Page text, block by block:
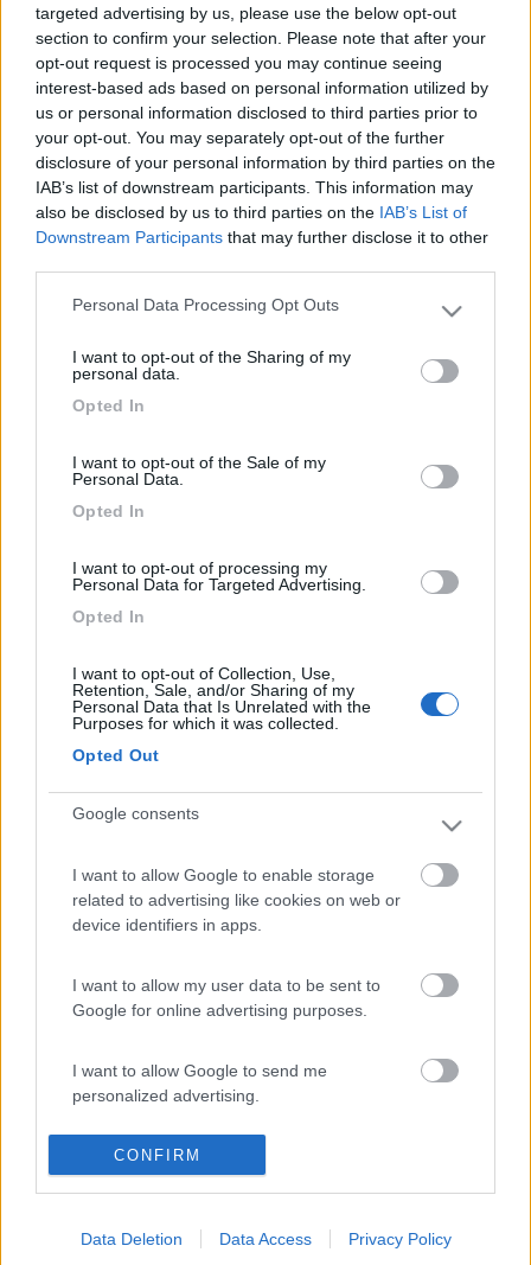
targeted advertising by us, please use the below opt-out
section to confirm your selection. Please note that after your
opt-out request is processed you may continue seeing
interest-based ads based on personal information utilized by
us or personal information disclosed to third parties prior to
your opt-out. You may separately opt-out of the further
disclosure of your personal information by third parties on the
IAB’s list of downstream participants. This information may
also be disclosed by us to third parties on the IAB’s List of
Downstream Participants that may further disclose it to other
Please note that this website/app uses one or more Google
not limited to your visit or usage behaviour. You may click to
use your data for below specified purposes in below Google
Personal Data Processing Opt Outs
I want to opt-out of the Sharing of my
personal data.
Opted In
I want to opt-out of the Sale of my
Personal Data.
Opted In
I want to opt-out of processing my
Personal Data for Targeted Advertising.
Opted In
I want to opt-out of Collection, Use,
Retention, Sale, and/or Sharing of my
Personal Data that Is Unrelated with the
Purposes for which it was collected.
Opted Out
Google consents
I want to allow Google to enable storage
related to advertising like cookies on web or
device identifiers in apps.
I want to allow my user data to be sent to
Google for online advertising purposes.
I want to allow Google to send me
personalized advertising.
I want to allow Google to enable storage
related to analytics like cookies on web or
CONFIRM
Data Deletion Data Access Privacy Policy
un Ford transit camperizzato omologato come furgón vivienda n1
2448,che vorrei portare in Italia. Qualcuno ha esperienze? da quello che
...
Dovrebbe essere immatricolato tale e quale in Italia
Magari vogliono una traduzione dei documenti nella lingua
italiana: da immatricolazione germanica a quella nostra così
funziona
„Passare per idiota agli occhi di un imbecille è voluttà da finissimo
buongustaio.“ — Georges Courteline
2
Inserito il29/07/2024 alle:17:36:51
Da quello che ho capito da aprile hanno bloccato
l'omologazione dei furgoni n1 come veicolo speciale uso
spagnolo): dovrei omologarlo come camper ma sarebbe rifare
tutto da capo, e dovrei montare cucina fissa e bombola del gas.
La motorizzazione si è lavata le mani, e le agenzie che ho
cicco26
Ciao Limarn86, sarei interessato ad effettuare la stessa
operazione, sei riuscito a capire come fare?
Limarn86
2
Inserito il12/02/2026 alle:12:47:58
23:17:41
Ciao Limarn86, sarei interessato ad effettuare la stessa operazione, sei
riuscito a capire come fare?
Ciao non so se hai risolto qualcosa,alla fine ho svenduto il
limite con i tempi per nazionalizzarlo.